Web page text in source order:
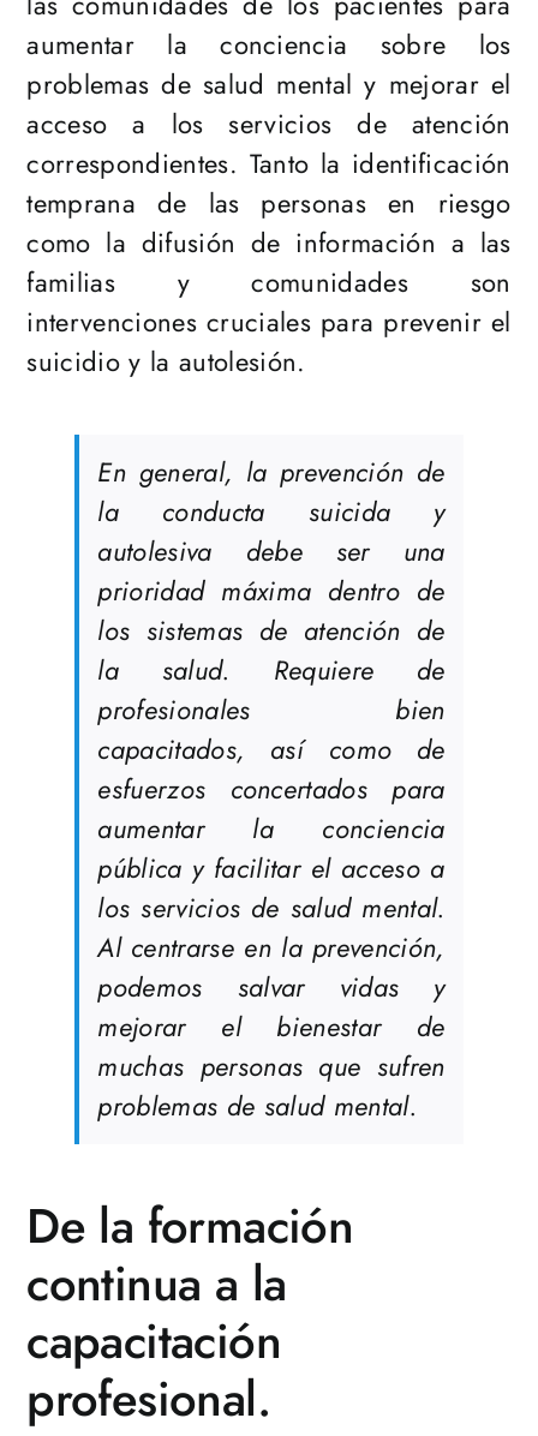
aumentar la conciencia sobre los
problemas de salud mental y mejorar el
acceso a los servicios de atención
correspondientes. Tanto la identificación
temprana de las personas en riesgo
como la difusión de información a las
familias y comunidades son
intervenciones cruciales para prevenir el
suicidio y la autolesión.
En general, la prevención de
la conducta suicida y
autolesiva debe ser una
prioridad máxima dentro de
los sistemas de atención de
la salud. Requiere de
profesionales bien
capacitados, así como de
esfuerzos concertados para
aumentar la conciencia
pública y facilitar el acceso a
los servicios de salud mental.
Al centrarse en la prevención,
podemos salvar vidas y
mejorar el bienestar de
muchas personas que sufren
problemas de salud mental.
De la formación
continua a la
capacitación
profesional.